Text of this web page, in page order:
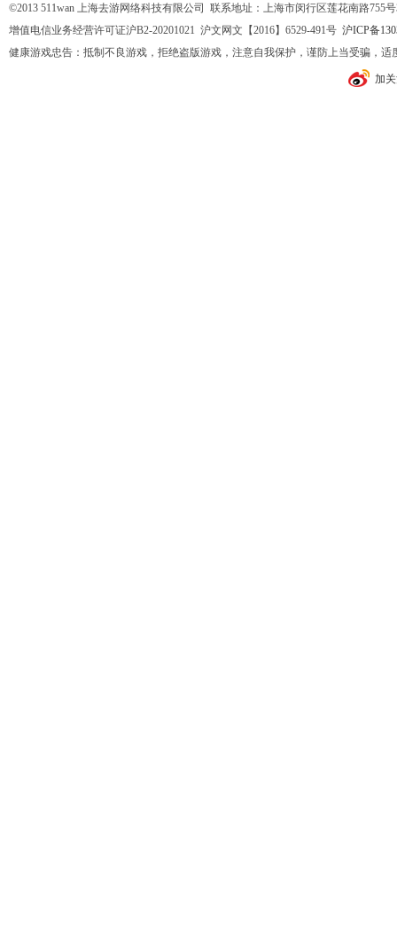
©2013 511wan 上海去游网络科技有限公司 联系地址：上海市闵行区莲花南路755
增值电信业务经营许可证沪B2-20201021 沪文网文【2016】6529-491号 沪ICP备
健康游戏忠告：抵制不良游戏，拒绝盗版游戏，注意自我保护，谨防上当受骗，
加